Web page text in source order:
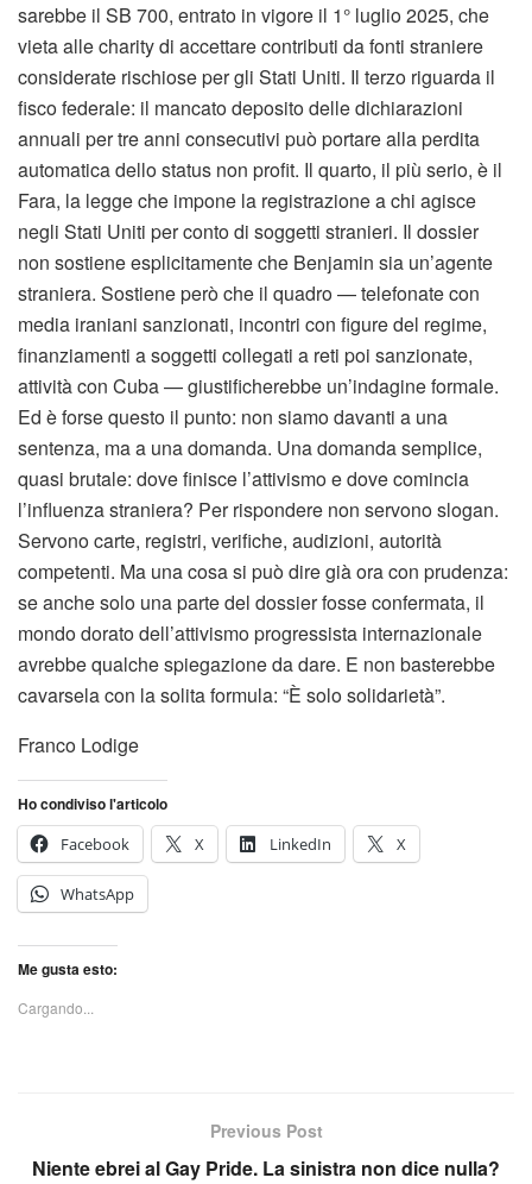
sarebbe il SB 700, entrato in vigore il 1° luglio 2025, che
vieta alle charity di accettare contributi da fonti straniere
considerate rischiose per gli Stati Uniti. Il terzo riguarda il
fisco federale: il mancato deposito delle dichiarazioni
annuali per tre anni consecutivi può portare alla perdita
automatica dello status non profit. Il quarto, il più serio, è il
Fara, la legge che impone la registrazione a chi agisce
negli Stati Uniti per conto di soggetti stranieri. Il dossier
non sostiene esplicitamente che Benjamin sia un’agente
straniera. Sostiene però che il quadro — telefonate con
media iraniani sanzionati, incontri con figure del regime,
finanziamenti a soggetti collegati a reti poi sanzionate,
attività con Cuba — giustificherebbe un’indagine formale.
Ed è forse questo il punto: non siamo davanti a una
sentenza, ma a una domanda. Una domanda semplice,
quasi brutale: dove finisce l’attivismo e dove comincia
l’influenza straniera? Per rispondere non servono slogan.
Servono carte, registri, verifiche, audizioni, autorità
competenti. Ma una cosa si può dire già ora con prudenza:
se anche solo una parte del dossier fosse confermata, il
mondo dorato dell’attivismo progressista internazionale
avrebbe qualche spiegazione da dare. E non basterebbe
cavarsela con la solita formula: “È solo solidarietà”.
Franco Lodige
Ho condiviso l'articolo
Facebook
X LinkedIn X
WhatsApp
Me gusta esto:
Cargando...
Previous Post
Niente ebrei al Gay Pride. La sinistra non dice nulla?